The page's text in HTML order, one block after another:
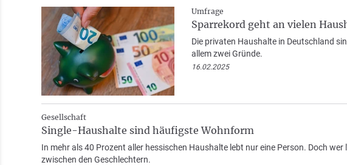
Umfrage
Sparrekord geht an vielen
Die privaten Haushalte in Deutschland
allem zwei Gründe.
16.02.2025
Gesellschaft
Single-Haushalte sind häufigste Wohnform
In mehr als 40 Prozent aller hessischen Haushalte lebt nur eine Person. Doch
zwischen den Geschlechtern.